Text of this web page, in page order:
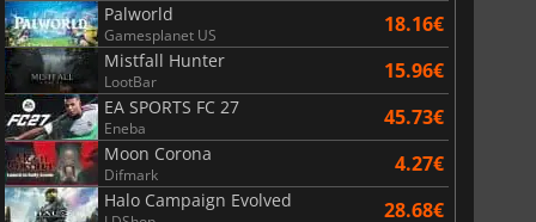
Palworld
Gamesplanet US 18.16€
Mistfall Hunter
LootBar 15.96€
EA SPORTS FC 27
Eneba 45.73€
Moon Corona
Difmark 4.27€
Halo Campaign Evolved 28.68€